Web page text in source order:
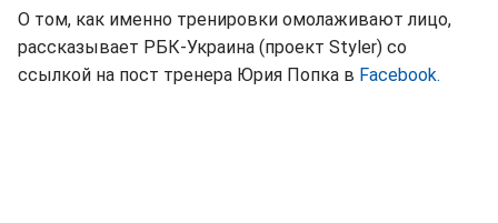
О том, как именно тренировки омолаживают лицо,
рассказывает РБК-Украина (проект Styler) со
ссылкой на пост тренера Юрия Попка в Facebook.